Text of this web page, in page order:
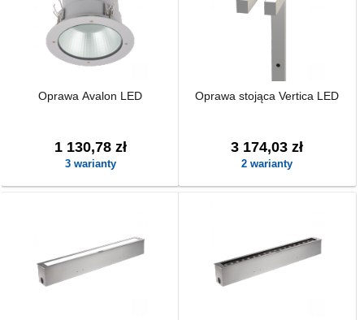
Oprawa Avalon LED
1 130,78 zł
3 warianty
Oprawa stojąca Vertica LED
3 174,03 zł
2 warianty